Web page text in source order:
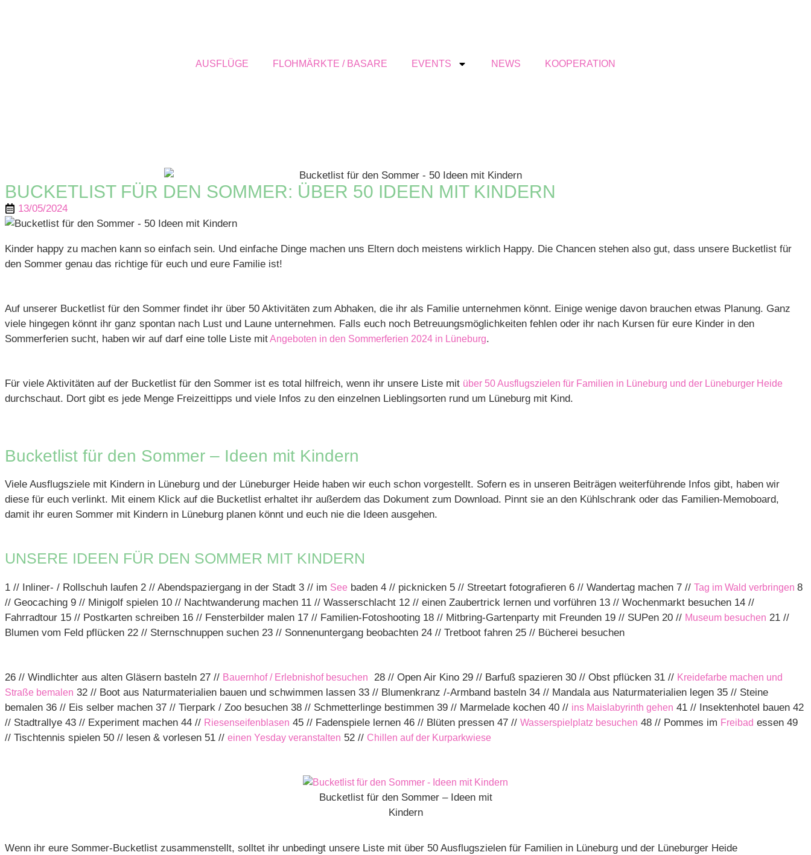
AUSFLÜGE FLOHMÄRKTE / BASARE EVENTS NEWS KOOPERATION
BUCKETLIST FÜR DEN SOMMER: ÜBER 50 IDEEN MIT KINDERN
13/05/2024
Kinder happy zu machen kann so einfach sein. Und einfache Dinge machen uns Eltern doch meistens wirklich Happy. Die Chancen stehen also gut, dass unsere Bucketlist für
den Sommer genau das richtige für euch und eure Familie ist!
Auf unserer Bucketlist für den Sommer findet ihr über 50 Aktivitäten zum Abhaken, die ihr als Familie unternehmen könnt. Einige wenige davon brauchen etwas Planung. Ganz
viele hingegen könnt ihr ganz spontan nach Lust und Laune unternehmen. Falls euch noch Betreuungsmöglichkeiten fehlen oder ihr nach Kursen für eure Kinder in den
Sommerferien sucht, haben wir auf darf eine tolle Liste mitAngeboten in den Sommerferien 2024 in Lüneburg.
Für viele Aktivitäten auf der Bucketlist für den Sommer ist es total hilfreich, wenn ihr unsere Liste mit über 50 Ausflugszielen für Familien in Lüneburg und der Lüneburger Heide
durchschaut. Dort gibt es jede Menge Freizeittipps und viele Infos zu den einzelnen Lieblingsorten rund um Lüneburg mit Kind.
Bucketlist für den Sommer – Ideen mit Kindern
Viele Ausflugsziele mit Kindern in Lüneburg und der Lüneburger Heide haben wir euch schon vorgestellt. Sofern es in unseren Beiträgen weiterführende Infos gibt, haben wir
diese für euch verlinkt. Mit einem Klick auf die Bucketlist erhaltet ihr außerdem das Dokument zum Download. Pinnt sie an den Kühlschrank oder das Familien-Memoboard,
damit ihr euren Sommer mit Kindern in Lüneburg planen könnt und euch nie die Ideen ausgehen.
UNSERE IDEEN FÜR DEN SOMMER MIT KINDERN
1 // Inliner- / Rollschuh laufen 2 // Abendspaziergang in der Stadt 3 // im See baden 4 // picknicken 5 // Streetart fotografieren 6 // Wandertag machen 7 // Tag im Wald verbringen 8
// Geocaching 9 // Minigolf spielen 10 // Nachtwanderung machen 11 // Wasserschlacht 12 // einen Zaubertrick lernen und vorführen 13 // Wochenmarkt besuchen 14 //
Fahrradtour 15 // Postkarten schreiben 16 // Fensterbilder malen 17 // Familien-Fotoshooting 18 // Mitbring-Gartenparty mit Freunden 19 // SUPen 20 // Museum besuchen 21 //
Blumen vom Feld pflücken 22 // Sternschnuppen suchen 23 // Sonnenuntergang beobachten 24 // Tretboot fahren 25 // Bücherei besuchen
26 // Windlichter aus alten Gläsern basteln 27 // Bauernhof / Erlebnishof besuchen 28 // Open Air Kino 29 // Barfuß spazieren 30 // Obst pflücken 31 // Kreidefarbe machen und
Straße bemalen 32 // Boot aus Naturmaterialien bauen und schwimmen lassen 33 // Blumenkranz /-Armband basteln 34 // Mandala aus Naturmaterialien legen 35 // Steine
bemalen 36 // Eis selber machen 37 // Tierpark / Zoo besuchen 38 // Schmetterlinge bestimmen 39 // Marmelade kochen 40 // ins Maislabyrinth gehen 41 // Insektenhotel bauen 42
// Stadtrallye 43 // Experiment machen 44 // Riesenseifenblasen 45 // Fadenspiele lernen 46 // Blüten pressen 47 // Wasserspielplatz besuchen 48 // Pommes im Freibad essen 49
// Tischtennis spielen 50 // lesen & vorlesen 51 // einen Yesday veranstalten 52 // Chillen auf der Kurparkwiese
Bucketlist für den Sommer – Ideen mit
Kindern
Wenn ihr eure Sommer-Bucketlist zusammenstellt, solltet ihr unbedingt unsere Liste mit über 50 Ausflugszielen für Familien in Lüneburg und der Lüneburger Heide